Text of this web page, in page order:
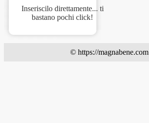
Inseriscilo direttamente... ti
bastano pochi click!
© https://magnabene.com